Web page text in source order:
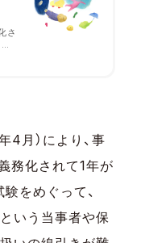
さ
4月）により、事
務化されて1年が
をめぐって、
いう当事者や保